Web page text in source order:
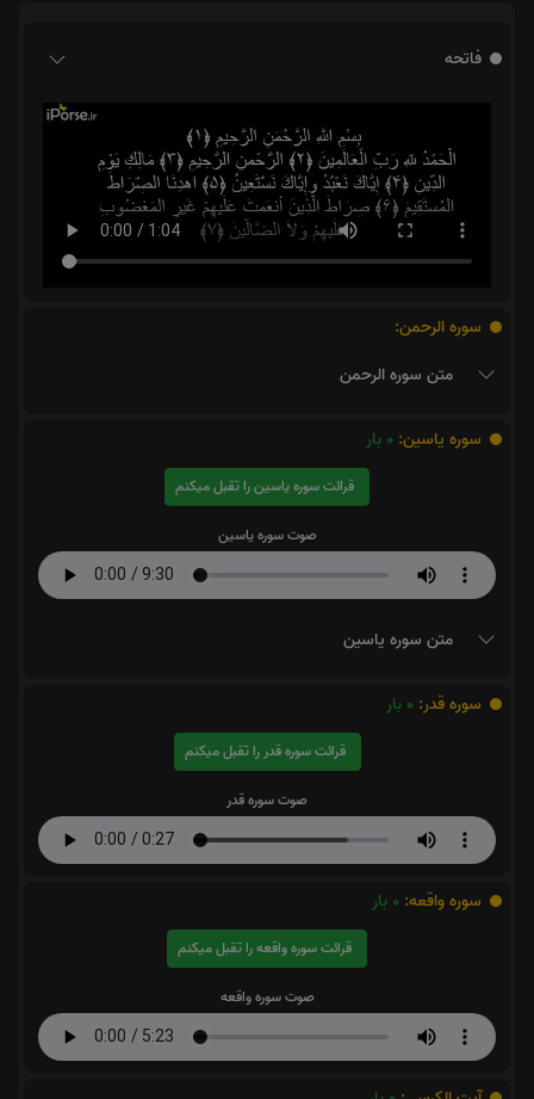
فاتحه
سوره الرحمن:
متن سوره الرحمن
سوره یاسین: 0 بار
قرائت سوره یاسین را تقبل میکنم
صوت سوره یاسین
متن سوره یاسین
سوره قدر: 0 بار
قرائت سوره قدر را تقبل میکنم
صوت سوره قدر
سوره واقعه: 0 بار
قرائت سوره واقعه را تقبل میکنم
صوت سوره واقعه